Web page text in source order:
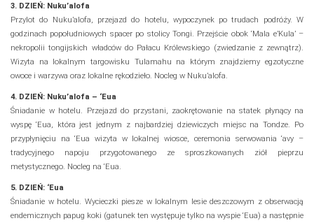
3. DZIEŃ: Nuku’alofa
Przylot do Nuku’alofa, przejazd do hotelu, wypoczynek po trudach podróży. W
godzinach popołudniowych spacer po stolicy Tongi. Przejście obok ‘Mala e’Kula’ –
nekropolii tongijskich władców do Pałacu Królewskiego (zwiedzanie z zewnątrz).
Wizyta na lokalnym targowisku Tulamahu na którym znajdziemy egzotyczne
owoce i warzywa oraz lokalne rękodzieło. Nocleg w Nuku’alofa.
4. DZIEŃ: Nuku’alofa – ‘Eua
Śniadanie w hotelu. Przejazd do przystani, zaokrętowanie na statek płynący na
wyspę ‘Eua, która jest jednym z najbardziej dziewiczych miejsc na Tondze. Po
przypłynięciu na ‘Eua wizyta w lokalnej wiosce, ceremonia serwowania ‘avy –
tradycyjnego napoju przygotowanego ze sproszkowanych ziół pieprzu
metystycznego. Nocleg na ‘Eua.
5. DZIEŃ: ‘Eua
Śniadanie w hotelu. Wycieczki piesze w lokalnym lesie deszczowym z obserwacją
endemicznych papug koki (gatunek ten występuje tylko na wyspie ‘Eua) a następnie